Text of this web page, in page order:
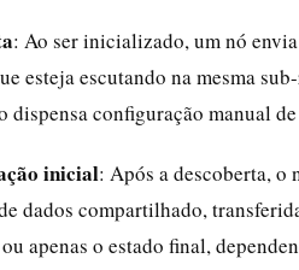
: Ao ser inicializado, um nó
esteja escutando na mesma
dispensa configuração manual
inicial: Após a descoberta,
dados compartilhado,
apenas o estado final,